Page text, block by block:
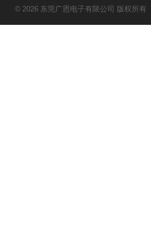
© 2026 东莞广恩电子有限公司 版权所有